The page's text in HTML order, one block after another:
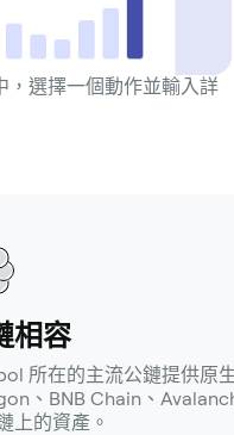
，選擇一個動作並輸入詳
相容
所在的主流公鏈提供原
、BNB Chain、
上的資產。